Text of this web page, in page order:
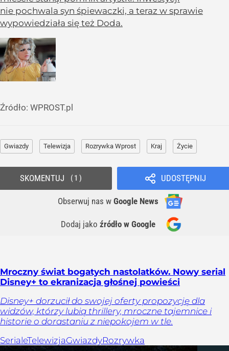
nie pochwala syn śpiewaczki, a teraz w sprawie
wypowiedziała się też Doda.
Źródło: WPROST.pl
Gwiazdy Telewizja Rozrywka Wprost Kraj Życie
UDOSTĘPNIJ
Obserwuj nas w Google News
Dodaj jako źródło w Google
SKOMENTUJ 1
Mroczny świat bogatych nastolatków. Nowy serial
Disney+ to ekranizacja głośnej powieści
Disney+ dorzucił do swojej oferty propozycję dla
widzów, którzy lubią thrillery, mroczne tajemnice i
historie o dorastaniu z niepokojem w tle.
SerialeTelewizjaGwiazdyRozrywka